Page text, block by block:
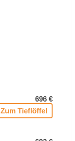
696 €
Zum Tief­löf­fel